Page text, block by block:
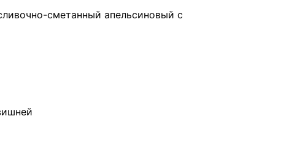
сметанный апельсиновый с